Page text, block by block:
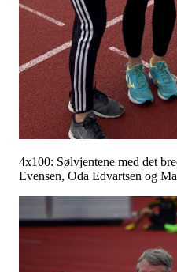
4x100: Sølvjentene med det
Evensen, Oda Edvartsen og